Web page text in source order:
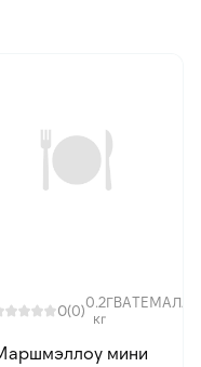
0(0)0.2
кг
ГВАТЕМАЛА
мини